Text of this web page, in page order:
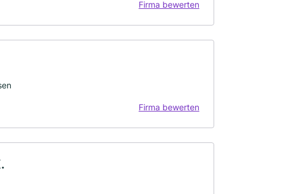
Firma bewerten
Firma bewerten